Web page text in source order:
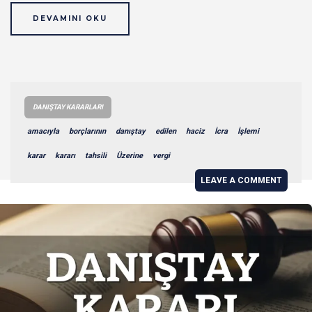
DEVAMINI OKU
DANIŞTAY KARARLARI
amacıyla borçlarının danıştay edilen haciz İcra İşlemi
karar kararı tahsili Üzerine vergi
LEAVE A COMMENT